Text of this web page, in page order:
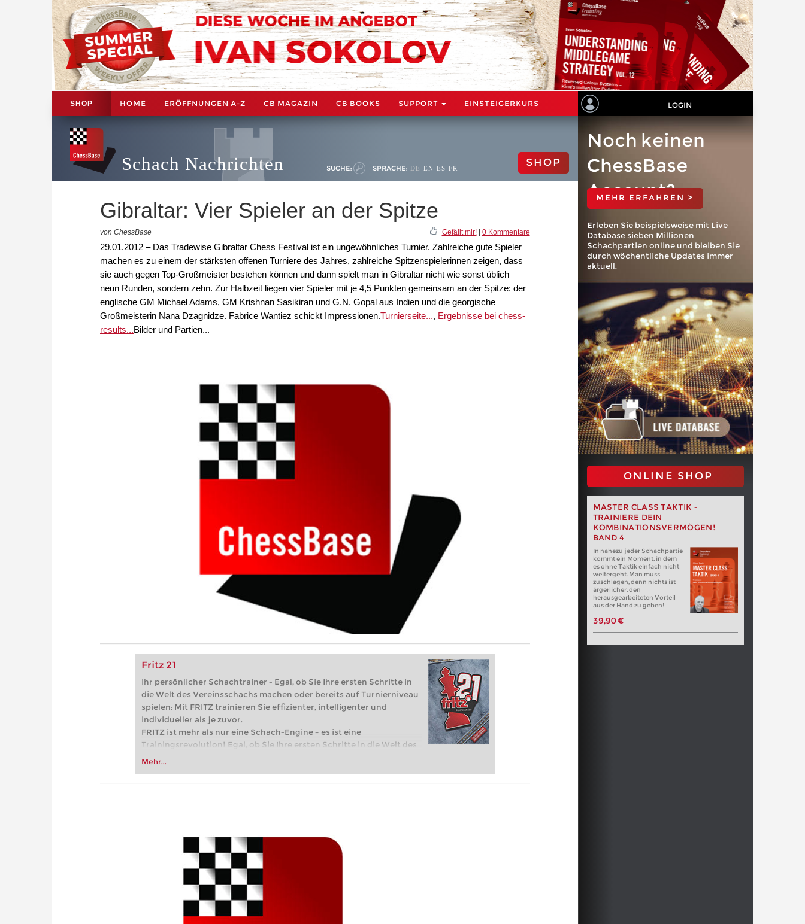
SHOP HOME ERÖFFNUNGEN A-Z CB MAGAZIN CB BOOKS SUPPORT EINSTEIGERKURS LOGIN
Schach Nachrichten SUCHE: SPRACHE: DE EN ES FR SHOP
Gibraltar: Vier Spieler an der Spitze
von ChessBase Gefällt mir!| 0 Kommentare
29.01.2012 – Das Tradewise Gibraltar Chess Festival ist ein ungewöhnliches Turnier. Zahlreiche gute Spieler
machen es zu einem der stärksten offenen Turniere des Jahres, zahlreiche Spitzenspielerinnen zeigen, dass
sie auch gegen Top-Großmeister bestehen können und dann spielt man in Gibraltar nicht wie sonst üblich
neun Runden, sondern zehn. Zur Halbzeit liegen vier Spieler mit je 4,5 Punkten gemeinsam an der Spitze: der
englische GM Michael Adams, GM Krishnan Sasikiran und G.N. Gopal aus Indien und die georgische
Großmeisterin Nana Dzagnidze. Fabrice Wantiez schickt Impressionen.Turnierseite..., Ergebnisse bei chess-
results...Bilder und Partien...
Fritz 21
Ihr persönlicher Schachtrainer - Egal, ob Sie Ihre ersten Schritte in
die Welt des Vereinsschachs machen oder bereits auf Turnierniveau
spielen: Mit FRITZ trainieren Sie effizienter, intelligenter und
individueller als je zuvor.
FRITZ ist mehr als nur eine Schach-Engine – es ist eine
Trainingsrevolution! Egal, ob Sie Ihre ersten Schritte in die Welt des
Vereinsschachs machen oder bereits auf Turnierniveau spielen: Mit
zuvor.
Mehr...
Noch keinen
ChessBase
Account?
MEHR ERFAHREN >
Erleben Sie beispielsweise mit Live
Database sieben Millionen
Schachpartien online und bleiben Sie
durch wöchentliche Updates immer
aktuell.
ONLINE SHOP
MASTER CLASS TAKTIK -
TRAINIERE DEIN
KOMBINATIONSVERMÖGEN!
BAND 4
In nahezu jeder Schachpartie
kommt ein Moment, in dem
es ohne Taktik einfach nicht
weitergeht. Man muss
zuschlagen, denn nichts ist
ärgerlicher, den
herausgearbeiteten Vorteil
aus der Hand zu geben!
39,90 €